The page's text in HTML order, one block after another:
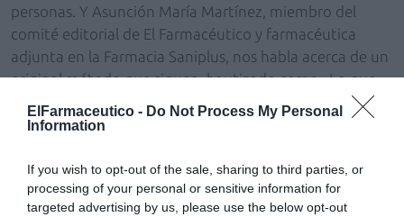
ElFarmaceutico - Do Not Process My Personal
Information
If you wish to opt-out of the sale, sharing to third parties, or
processing of your personal or sensitive information for
targeted advertising by us, please use the below opt-out
personas. Y Asunción María Martínez, miembro del
comité editorial de El Farmacéutico y farmacéutica
adjunta en la Farmacia Saniplus, nos habla acerca de un
original método que siguen, bautizado como «Lo que
has aprendido esta semana», según el cual cada viernes
se reúnen en la farmacia durante 15 minutos para
tema que deba ser comentado y expuesto al resto del
equipo.